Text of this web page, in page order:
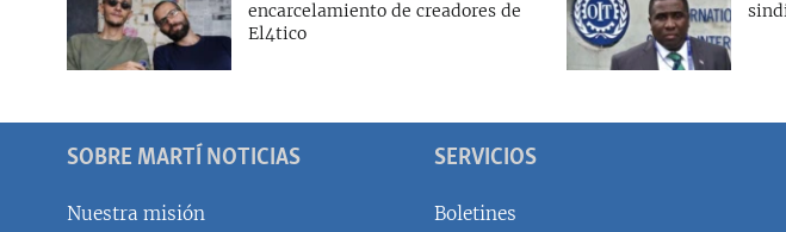
encarcelamiento de creadores de
El4tico
SOBRE MARTÍ NOTICIAS
Nuestra misión
SERVICIOS
Boletines